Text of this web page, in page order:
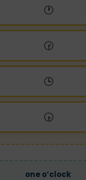
🕐
🕝
🕒
🕟
one o’clock